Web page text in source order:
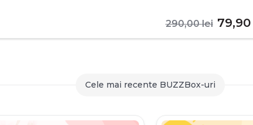
290,00lei 79,90
Cele mai recente BUZZBox-uri